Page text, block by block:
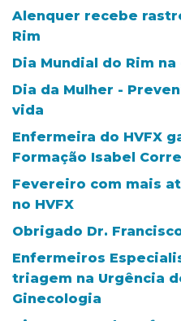
Alenquer recebe
Rim
Dia Mundial do Rim na
Dia da Mulher -
vida
Enfermeira do HVFX
Formação Isabel
Fevereiro com mais
no HVFX
Obrigado Dr.
Enfermeiros
triagem na Urgência
Ginecologia